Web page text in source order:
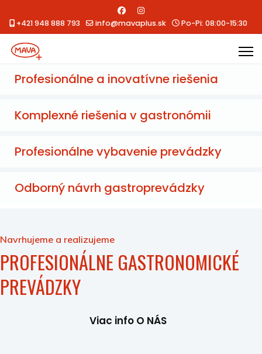
+421 948 888 793 info@mavaplus.sk Po-Pi: 08:00-15:30
Profesionálne a inovatívne riešenia
Komplexné riešenia v gastronómii
Profesionálne vybavenie prevádzky
Odborný návrh gastroprevádzky
Navrhujeme a realizujeme
PROFESIONÁLNE GASTRONOMICKÉ
PREVÁDZKY
Viac info O NÁS